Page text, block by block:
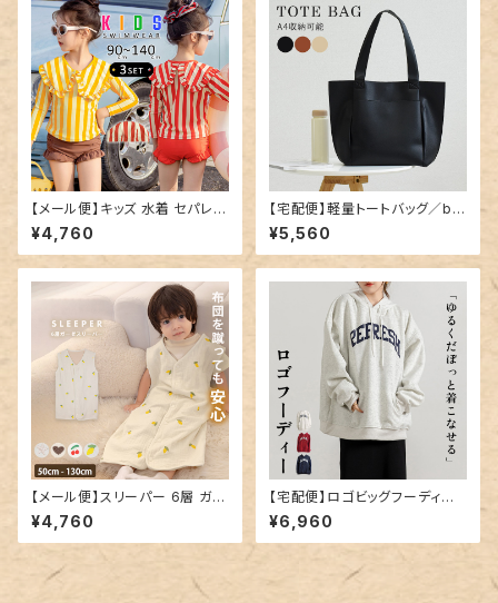
【メール便】キッズ 水着 セパレー
ト 女の子 トップス／kids590
¥4,760
【宅配便】軽量トートバッグ／ba
g282
¥5,560
【メール便】スリーパー 6層 ガー
ゼ キッズ 女の子／kidstops01
7
¥4,760
【宅配便】ロゴビッグフーディー
／tops2070
¥6,960